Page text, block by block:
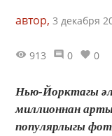
автор, 3 декабря
913 0 0
Нью-Йорктагы
миллионнан
популярлыгы